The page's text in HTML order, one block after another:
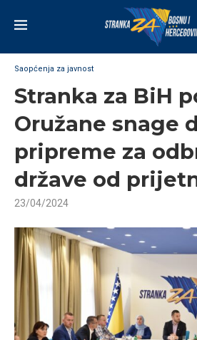
Saopćenja za javnost
Stranka za BiH
Oružane snage
pripreme za
države od
23/04/2024